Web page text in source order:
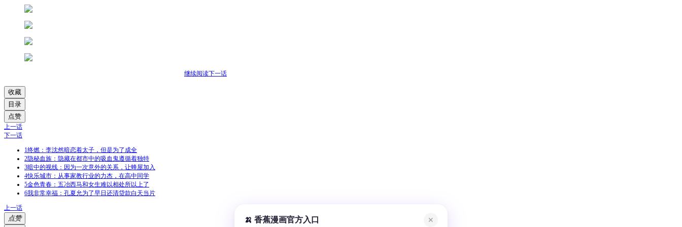
继续阅读下一话
收藏
目录
点赞
上一话
下一话
1终燃：李沈然暗恋着太子，但是为了成全
2隐秘血族：隐藏在都市中的吸血鬼遵循着独特
3暗中的视线：因为一次意外的关系，让蜂屋加入
4快乐城市：从事家教行业的力杰，在高中同学
5金色青春：五冶西马和女生难以相处所以上了
6我非常幸福：孔夏允为了早日还清贷款白天当片
上一话
点赞
🍌 香蕉漫画官方入口 ✕